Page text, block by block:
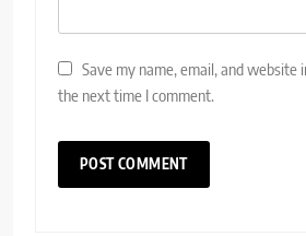
Save my name, email, and
the next time I comment.